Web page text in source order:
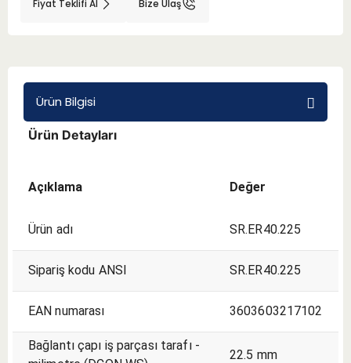
Adaptörler
Aksesuarlar
Fiyat Teklifi Al Bize Ulaş
Ürün Bilgisi
Ürün Detayları
Açıklama Değer
Ürün adı SR.ER40.225
Sipariş kodu ANSI SR.ER40.225
EAN numarası 3603603217102
Bağlantı çapı iş parçası tarafı -
22.5 mm